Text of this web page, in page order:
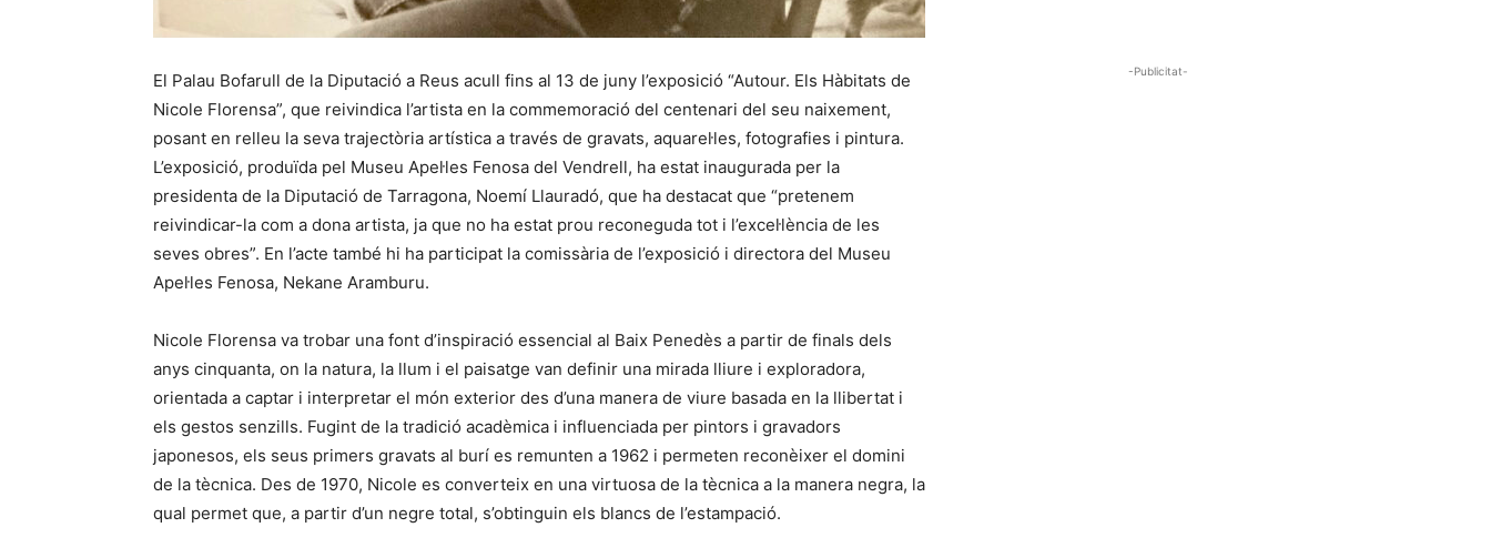
El Palau Bofarull de la Diputació a Reus acull fins al 13 de juny l’exposició “Autour. Els Hàbitats de
Nicole Florensa”, que reivindica l’artista en la commemoració del centenari del seu naixement,
posant en relleu la seva trajectòria artística a través de gravats, aquarel·les, fotografies i pintura.
L’exposició, produïda pel Museu Apel·les Fenosa del Vendrell, ha estat inaugurada per la
presidenta de la Diputació de Tarragona, Noemí Llauradó, que ha destacat que “pretenem
reivindicar-la com a dona artista, ja que no ha estat prou reconeguda tot i l’excel·lència de les
seves obres”. En l’acte també hi ha participat la comissària de l’exposició i directora del Museu
Apel·les Fenosa, Nekane Aramburu.
Nicole Florensa va trobar una font d’inspiració essencial al Baix Penedès a partir de finals dels
anys cinquanta, on la natura, la llum i el paisatge van definir una mirada lliure i exploradora,
orientada a captar i interpretar el món exterior des d’una manera de viure basada en la llibertat i
els gestos senzills. Fugint de la tradició acadèmica i influenciada per pintors i gravadors
japonesos, els seus primers gravats al burí es remunten a 1962 i permeten reconèixer el domini
de la tècnica. Des de 1970, Nicole es converteix en una virtuosa de la tècnica a la manera negra, la
qual permet que, a partir d’un negre total, s’obtinguin els blancs de l’estampació.
-Publicitat-